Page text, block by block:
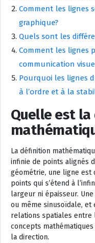
Comment les lignes
graphique?
Quels sont les
Comment les lignes
communication
Pourquoi les lignes
à l’ordre et à la
Quelle est
La définition
infinie de points alignés
géométrie, une ligne est
points qui s’étend à
largeur ni épaisseur.
ou même sinusoïdale,
relations spatiales
concepts
la direction.